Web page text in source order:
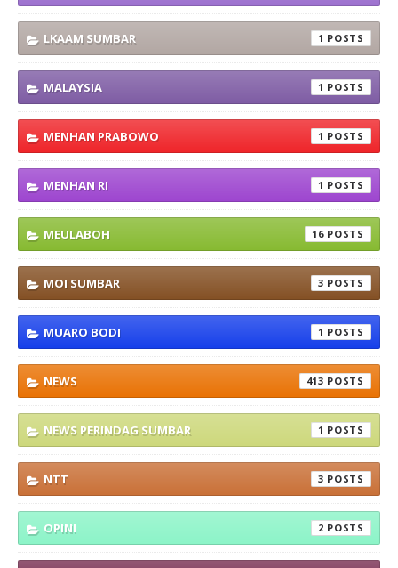
LKAAM SUMBAR 1
MALAYSIA 1
MENHAN PRABOWO 1
MENHAN RI 1
MEULABOH 16
MOI SUMBAR 3
MUARO BODI 1
NEWS 413
NEWS PERINDAG SUMBAR 1
NTT 3
OPINI 2